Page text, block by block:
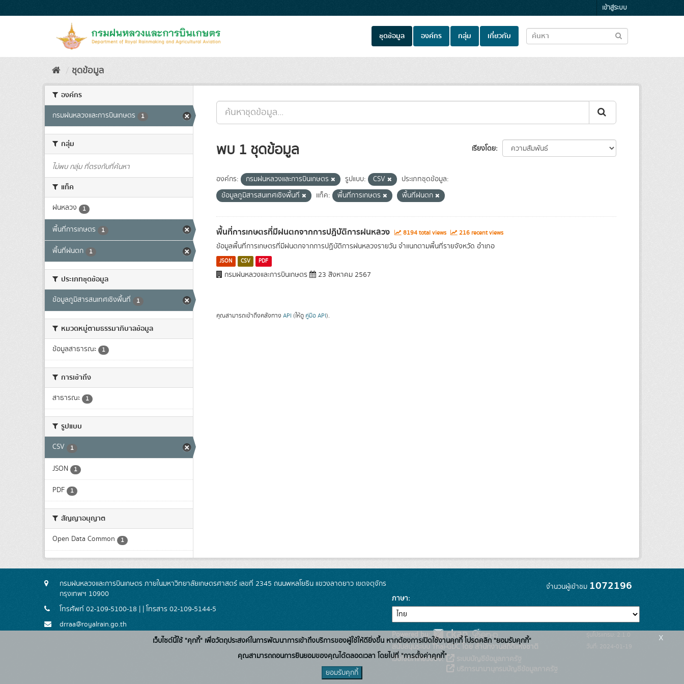
to
เข้าสู่ระบบ
ชุดข้อมูล องค์กร กลุ่ม เกี่ยวกับ
ชุดข้อมูล
องค์กร
กรมฝนหลวงและการบินเกษตร 1
กลุ่ม
ไม่พบ กลุ่ม ที่ตรงกับที่ค้นหา
แท็ค
ฝนหลวง 1
พื้นที่การเกษตร 1
พื้นที่ฝนตก 1
ประเภทชุดข้อมูล
ข้อมูลภูมิสารสนเทศเชิงพื้นที่ 1
หมวดหมู่ตามธรรมาภิบาลข้อมูล
ข้อมูลสาธารณะ 1
การเข้าถึง
สาธารณะ 1
รูปแบบ
CSV 1
JSON 1
PDF 1
สัญญาอนุญาต
Open Data Common 1
เรียงโดย
พบ 1 ชุดข้อมูล
องค์กร: กรมฝนหลวงและการบินเกษตร รูปแบบ: CSV
ประเภทชุดข้อมูล:
ข้อมูลภูมิสารสนเทศเชิงพื้นที่
แท็ค: พื้นที่การเกษตร พื้นที่ฝนตก
พื้นที่การเกษตรที่มีฝนตกจากการปฏิบัติการฝนหลวง 8194 total views 216 recent views
ข้อมูลพื้นที่การเกษตรที่มีฝนตกจากการปฏิบัติการฝนหลวงรายวัน จำแนกตามพื้นที่รายจังหวัด อำเภอ
JSON CSV PDF
กรมฝนหลวงและการบินเกษตร 23 สิงหาคม 2567
คุณสามารถเข้าถึงคลังทาง API (ให้ดู คู่มือ API).
กรมฝนหลวงและการบินเกษตร ภายในมหาวิทยาลัยเกษตรศาสตร์ เลขที่ 2345 ถนนพหลโยธิน แขวงลาดยาว เขตจตุจักร
กรุงเทพฯ 10900
โทรศัพท์ 02-109-5100-18 | | โทรสาร 02-109-5144-5
drraa@royalrain.go.th
จำนวนผู้เข้าชม 1072196
ภาษา
Powered by:
สนับสนุนระบบ Thai-GDC โดย สำนักงานสถิติแห่งชาติ
เว็บไซต์ที่เกี่ยวข้อง:
ระบบบัญชีข้อมูลภาครัฐ
บริการนามานุกรมบัญชีข้อมูลภาครัฐ
รุ่นโปรแกรม: 2.1.0
วันที่: 2024-01-19
เว็บไซต์นี้ใช้ "คุกกี้" เพื่อวัตถุประสงค์ในการพัฒนาการเข้าถึงบริการของผู้ใช้ให้ดียิ่งขึ้น หากต้องการเปิดใช้งานคุกกี้ โปรดคลิก "ยอมรับคุกกี้"
คุณสามารถถอนการยินยอมของคุณได้ตลอดเวลา โดยไปที่ "การตั้งค่าคุกกี้"
ยอมรับคุกกี้
x